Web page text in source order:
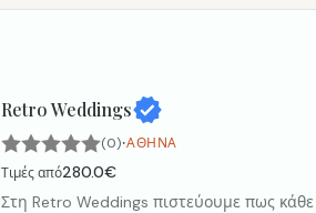
Retro Weddings
(0)·ΑΘΉΝΑ
Τιμές από280.0€
Στη Retro Weddings πιστεύουμε πως κάθε